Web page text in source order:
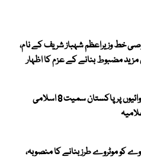
خط وزیراعظم شہباز شریف کے نام،
مضبوط بنانے کے عزم کا اظہار
غزہ میں اسرائیلی کارروائیوں پر پاکستان سمیت 8 اسلامی
کو موٹروے طرز بنانے کا منصوبہ،